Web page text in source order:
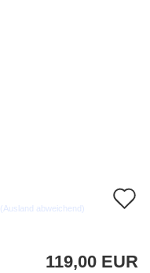
(Ausland abweichend)
119,00 EUR